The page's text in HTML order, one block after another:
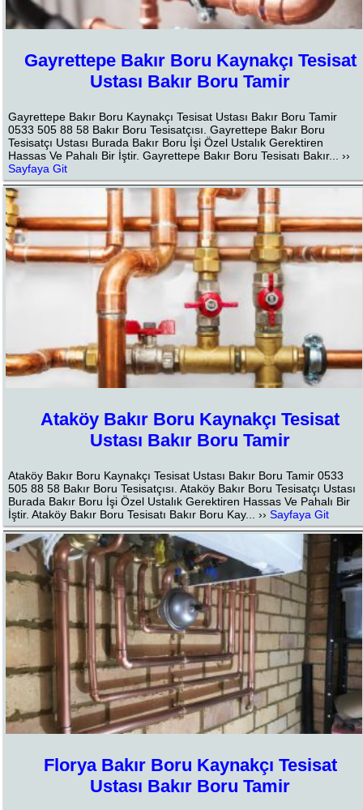
Gayrettepe Bakır Boru Kaynakçı Tesisat
Ustası Bakır Boru Tamir
Gayrettepe Bakır Boru Kaynakçı Tesisat Ustası Bakır Boru Tamir
0533 505 88 58 Bakır Boru Tesisatçısı. Gayrettepe Bakır Boru
Tesisatçı Ustası Burada Bakır Boru İşi Özel Ustalık Gerektiren
Hassas Ve Pahalı Bir İştir. Gayrettepe Bakır Boru Tesisatı Bakır... ››
Sayfaya Git
Ataköy Bakır Boru Kaynakçı Tesisat
Ustası Bakır Boru Tamir
Ataköy Bakır Boru Kaynakçı Tesisat Ustası Bakır Boru Tamir 0533
505 88 58 Bakır Boru Tesisatçısı. Ataköy Bakır Boru Tesisatçı Ustası
Burada Bakır Boru İşi Özel Ustalık Gerektiren Hassas Ve Pahalı Bir
İştir. Ataköy Bakır Boru Tesisatı Bakır Boru Kay... ››Sayfaya Git
Florya Bakır Boru Kaynakçı Tesisat
Ustası Bakır Boru Tamir